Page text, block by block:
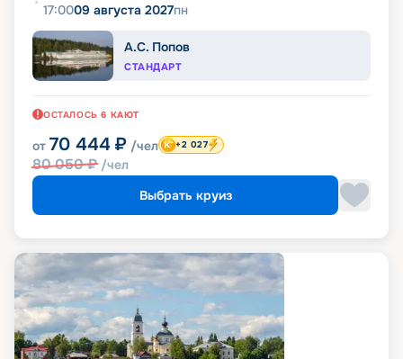
17:0009 августа 2027пн
А.С. Попов
СТАНДАРТ
ОСТАЛОСЬ 6 КАЮТ
от 70 444 ₽ /чел
80 050₽ /чел
+2 027
Выбрать круиз